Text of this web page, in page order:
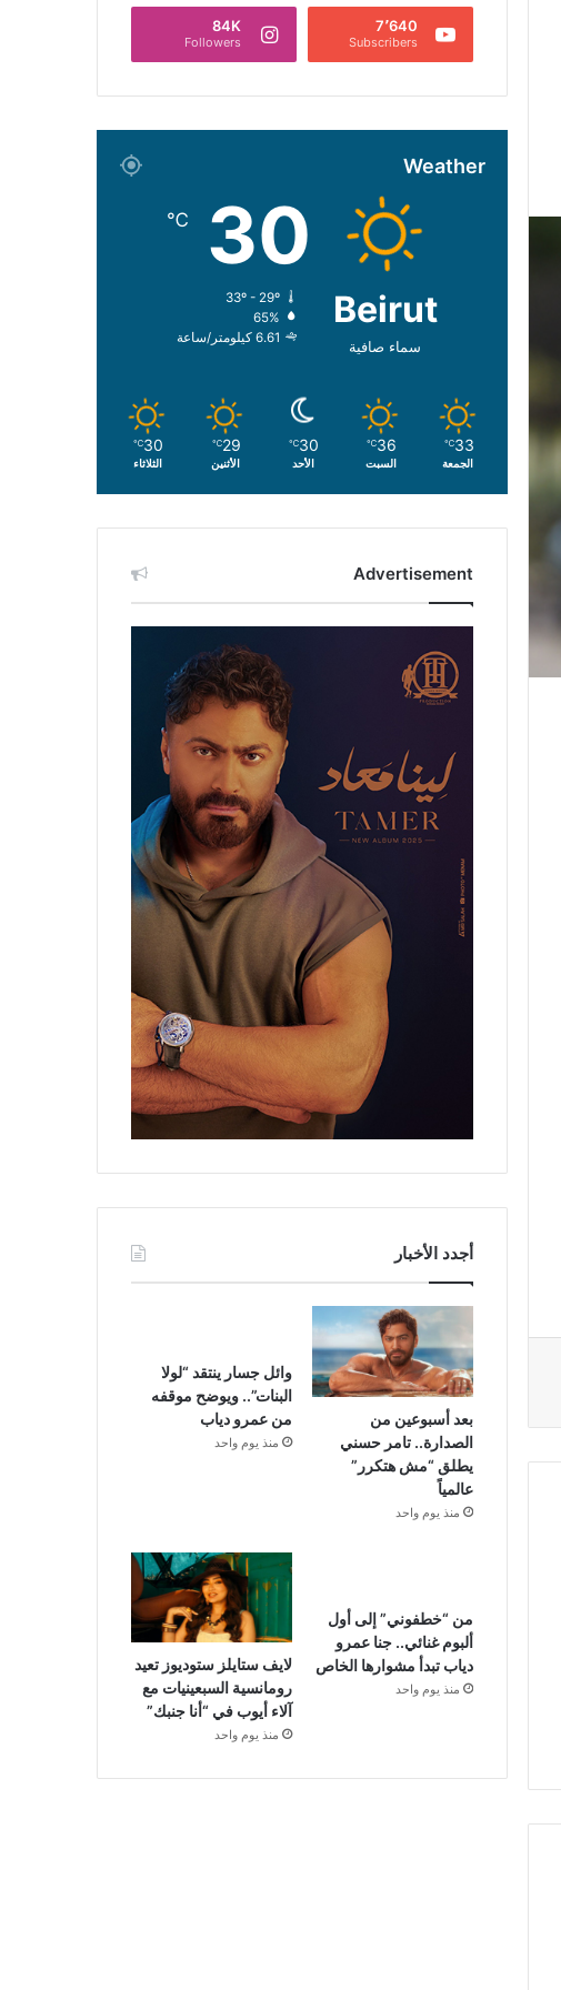
7٬640
Subscribers
84K
Followers
Weather
Beirut
سماء صافية
30
℃
33º - 29º
65%
6.61 كيلومتر/ساعة
33
℃
الجمعة
36
℃
السبت
30
℃
الأحد
29
℃
الأثنين
30
℃
الثلاثاء
Advertisement
أجدد الأخبار
بعد أسبوعين من
الصدارة.. تامر حسني
يطلق “مش هتكرر”
عالمياً
منذ يوم واحد
وائل جسار ينتقد “لولا
البنات”.. ويوضح موقفه
من عمرو دياب
منذ يوم واحد
من “خطفوني” إلى أول
ألبوم غنائي.. جنا عمرو
دياب تبدأ مشوارها الخاص
منذ يوم واحد
لايف ستايلز ستوديوز تعيد
رومانسية السبعينيات مع
آلاء أيوب في “أنا جنبك”
منذ يوم واحد